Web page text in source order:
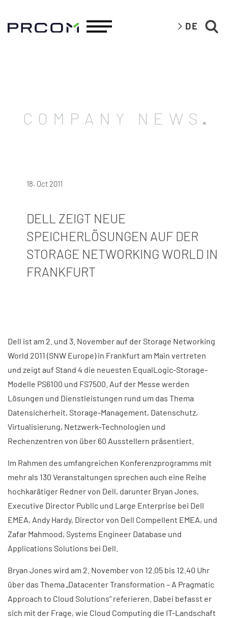
DE
COMPANY NEWS
18. Oct 2011
DELL ZEIGT NEUE
SPEICHERLÖSUNGEN AUF DER
STORAGE NETWORKING WORLD IN
FRANKFURT
Dell ist am 2. und 3. November auf der Storage Networking
World 2011 (SNW Europe) in Frankfurt am Main vertreten
und zeigt auf Stand 4 die neuesten EqualLogic-Storage-
Modelle PS6100 und FS7500. Auf der Messe werden
Lösungen und Dienstleistungen rund um das Thema
Datensicherheit, Storage-Management, Datenschutz,
Virtualisierung, Netzwerk-Technologien und
Rechenzentren von über 60 Ausstellern präsentiert.
Im Rahmen des umfangreichen Konferenzprogramms mit
mehr als 130 Veranstaltungen sprechen auch eine Reihe
hochkarätiger Redner von Dell, darunter Bryan Jones,
Executive Director Public und Large Enterprise bei Dell
EMEA, Andy Hardy, Director von Dell Compellent EMEA, und
Zafar Mahmood, Systems Engineer Database und
Applications Solutions bei Dell.
Bryan Jones wird am 2. November von 12.05 bis 12.40 Uhr
über das Thema „Datacenter Transformation – A Pragmatic
Approach to Cloud Solutions“ referieren. Dabei befasst er
sich mit der Frage, wie Cloud Computing die IT-Landschaft